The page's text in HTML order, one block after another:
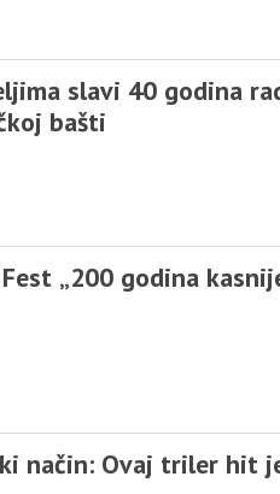
slavi 40 godina
bašti
„200 godina
način: Ovaj triler hit